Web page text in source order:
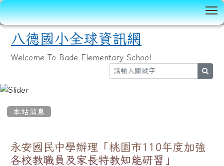
八德國小全球資訊網
Welcome To Bade Elementary School
本站消息
永安國民中學辦理「桃園市110年度加強
各校教職員及家長特教知能研習」